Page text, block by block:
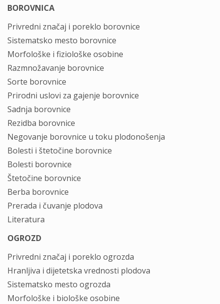
BOROVNICA
Privredni značaj i poreklo borovnice
Sistematsko mesto borovnice
Morfološke i fiziološke osobine
Razmnožavanje borovnice
Sorte borovnice
Prirodni uslovi za gajenje borovnice
Sadnja borovnice
Rezidba borovnice
Negovanje borovnice u toku plodonošenja
Bolesti i štetočine borovnice
Bolesti borovnice
Štetočine borovnice
Berba borovnice
Prerada i čuvanje plodova
Literatura
OGROZD
Privredni značaj i poreklo ogrozda
Hranljiva i dijetetska vrednosti plodova
Sistematsko mesto ogrozda
Morfološke i biološke osobine